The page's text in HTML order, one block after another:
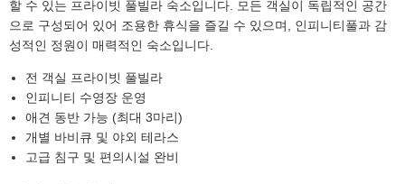
할 수 있는 프라이빗 풀빌라 숙소입니다. 모든 객실이 독립적인 공간
으로 구성되어 있어 조용한 휴식을 즐길 수 있으며, 인피니티풀과 감
성적인 정원이 매력적인 숙소입니다.
전 객실 프라이빗 풀빌라
인피니티 수영장 운영
애견 동반 가능 (최대 3마리)
개별 바비큐 및 야외 테라스
고급 침구 및 편의시설 완비